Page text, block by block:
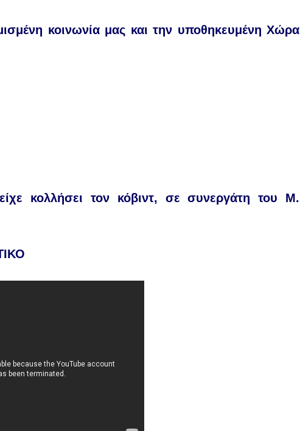
κοινωνία μας και την υποθηκευμένη Χώρα
κολλήσει τον κόβιντ, σε συνεργάτη του Μ.